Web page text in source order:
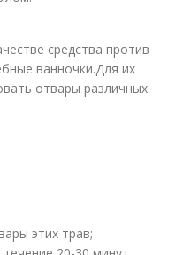
средства против
ванночки.Для их
отвары различных
этих трав;